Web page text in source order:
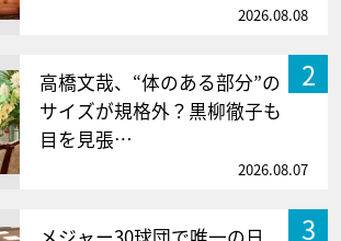
2026.08.08
2
高橋文哉、“体のある部分”の
サイズが規格外？黒柳徹子も
目を見張…
2026.08.07
3